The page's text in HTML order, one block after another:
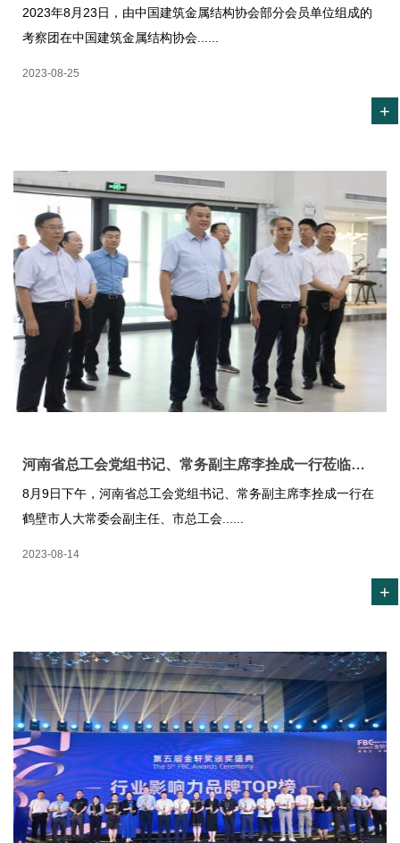
2023年8月23日，由中国建筑金属结构协会部分会员单位组成的
考察团在中国建筑金属结构协会......
2023-08-25
+
河南省总工会党组书记、常务副主席李拴成一行莅临贝迪集团调研指导工作
8月9日下午，河南省总工会党组书记、常务副主席李拴成一行在
鹤壁市人大常委会副主任、市总工会......
2023-08-14
+